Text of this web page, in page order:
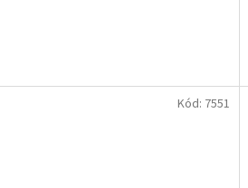
Kód: 7551